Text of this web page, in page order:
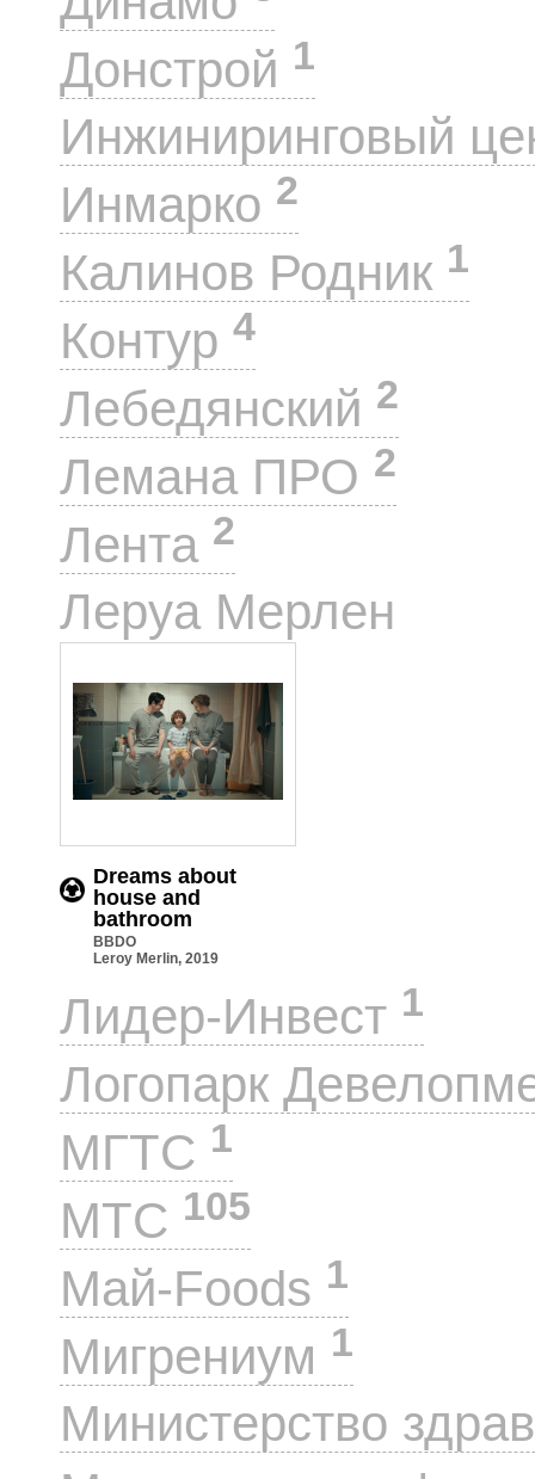
Донстрой 1
Инжиниринговый
Инмарко 2
Калинов Родник 1
Контур 4
Лебедянский 2
Лемана ПРО 2
Лента 2
Леруа Мерлен
Dreams about
house and
bathroom
BBDO
Leroy Merlin, 2019
Лидер-Инвест 1
Логопарк
МГТС 1
МТС 105
Май-Foods 1
Мигрениум 1
Министерство